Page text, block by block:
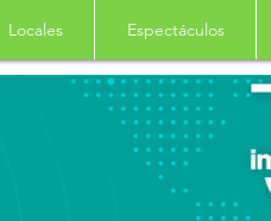
Locales Espectáculos